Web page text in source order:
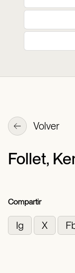
Volver
Follet,
Compartir